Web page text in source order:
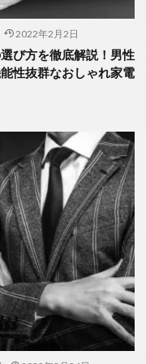
2022年2月2日
び方を徹底解説！男性
性抜群なおしゃれ家電